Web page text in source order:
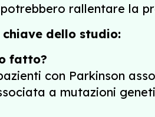
rallentare la
chiave dello studio:
fatto?
con Parkinson
a mutazioni